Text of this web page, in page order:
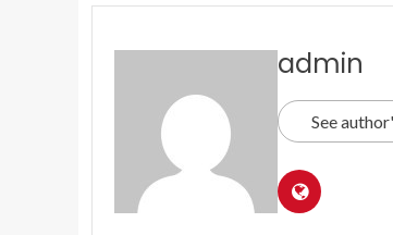
admin
See